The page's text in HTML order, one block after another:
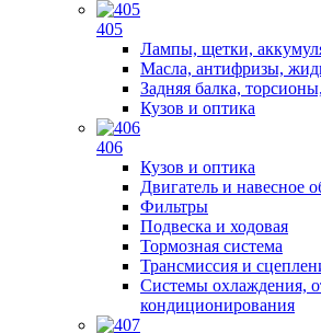
405
Лампы, щетки,
Масла, антифризы,
Задняя балка,
Кузов и оптика
406
Кузов и оптика
Двигатель и навесное
Фильтры
Подвеска и ходовая
Тормозная система
Трансмиссия и
Системы охлаждения,
кондиционирования